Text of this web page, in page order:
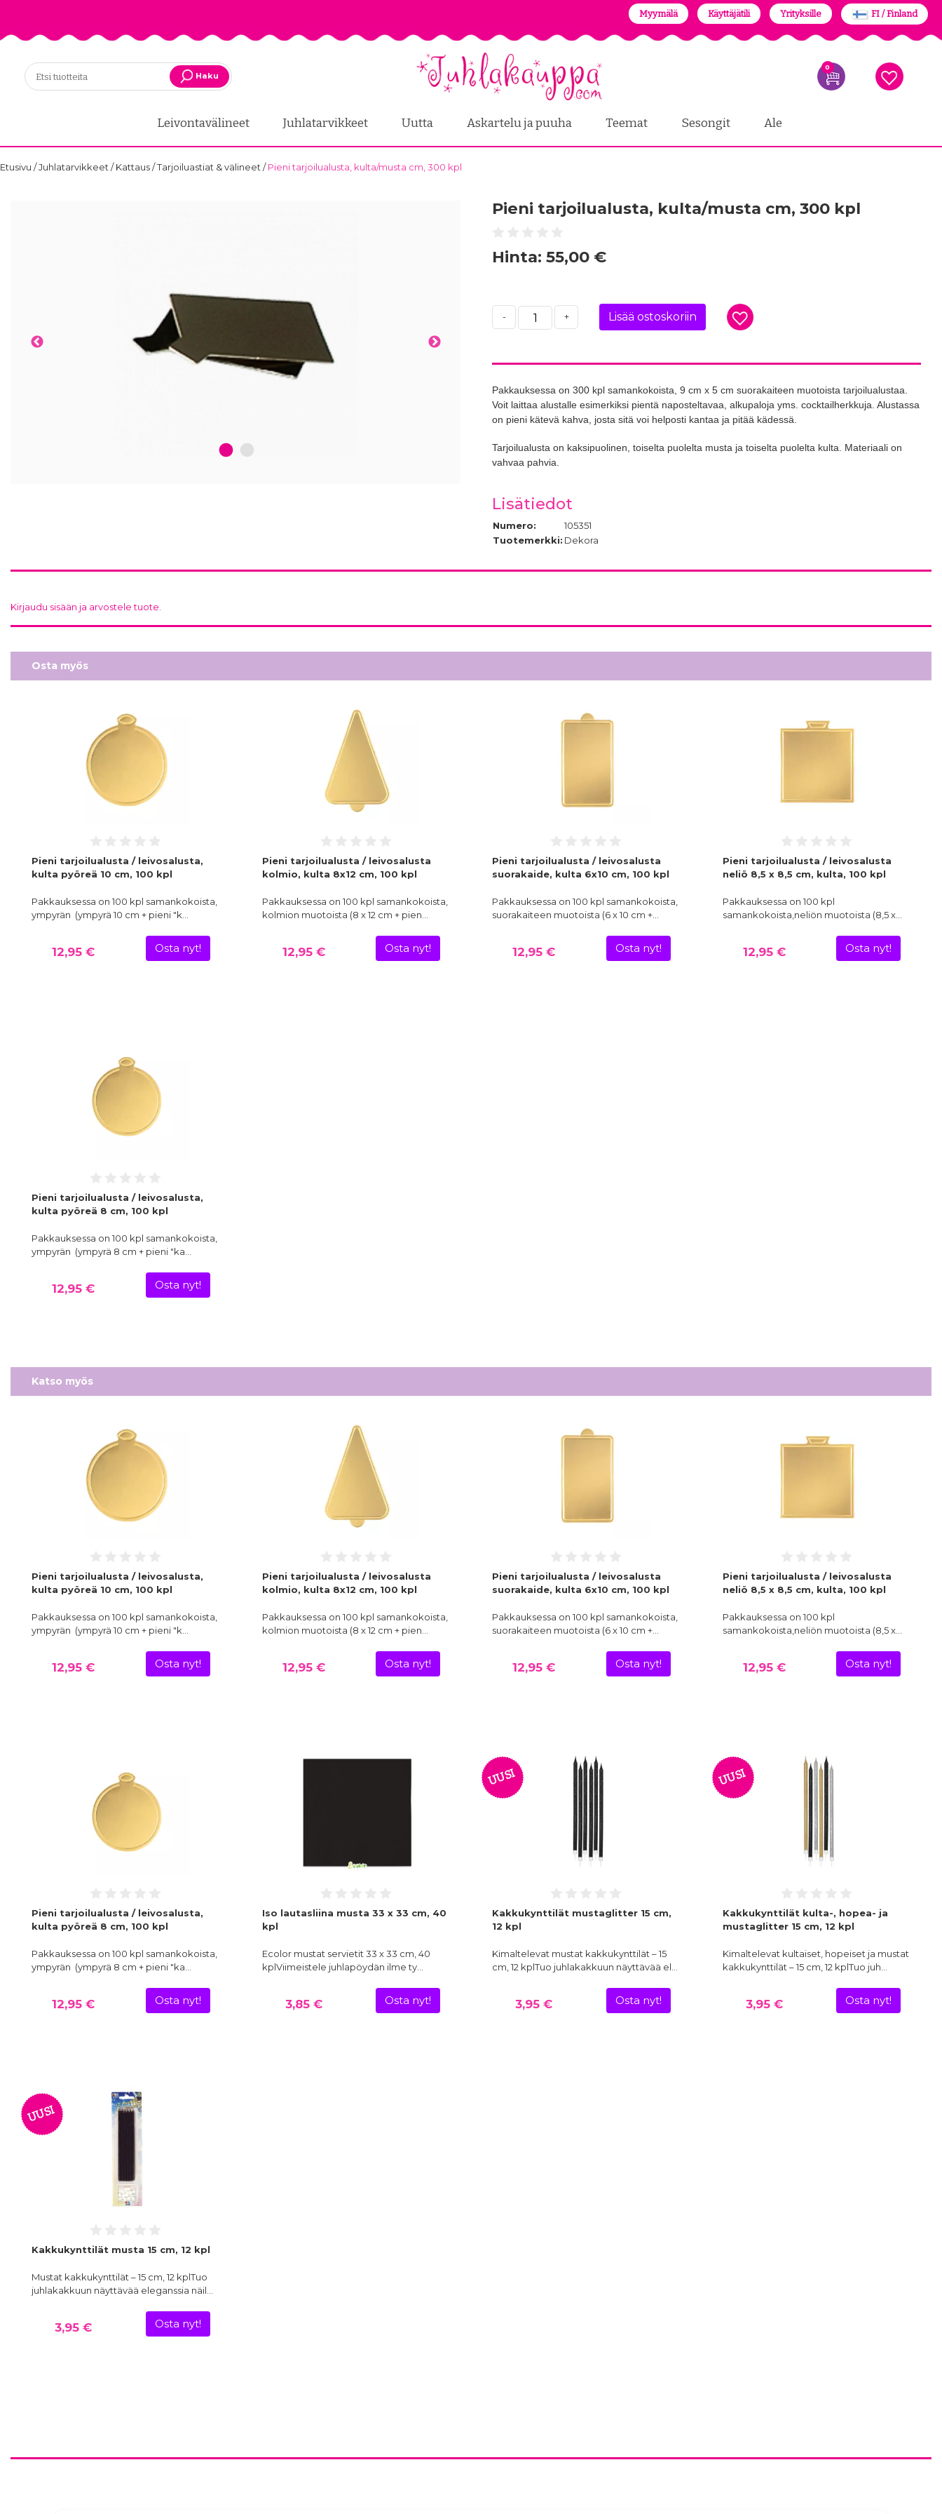
Myymälä Käyttäjätili Yrityksille FI / Finland
Haku
0
Leivontavälineet Juhlatarvikkeet Uutta Askartelu ja puuha Teemat Sesongit Ale
Etusivu /Juhlatarvikkeet /Kattaus/Tarjoiluastiat & välineet /Pieni tarjoilualusta, kulta/musta cm, 300 kpl
1 2
Pieni tarjoilualusta, kulta/musta cm, 300 kpl
Hinta: 55,00 €
- + Lisää ostoskoriin
Pakkauksessa on 300 kpl samankokoista, 9 cm x 5 cm suorakaiteen muotoista tarjoilualustaa.
Voit laittaa alustalle esimerkiksi pientä naposteltavaa, alkupaloja yms. cocktailherkkuja. Alustassa
on pieni kätevä kahva, josta sitä voi helposti kantaa ja pitää kädessä.
Tarjoilualusta on kaksipuolinen, toiselta puolelta musta ja toiselta puolelta kulta. Materiaali on
vahvaa pahvia.
Lisätiedot
Numero:
105351
Tuotemerkki: Dekora
Kirjaudu sisään ja arvostele tuote.
Osta myös
Pieni tarjoilualusta / leivosalusta,
kulta pyöreä 10 cm, 100 kpl
Pakkauksessa on 100 kpl samankokoista,
ympyrän (ympyrä 10 cm + pieni "k…
12,95 € Osta nyt!
Pieni tarjoilualusta / leivosalusta
kolmio, kulta 8x12 cm, 100 kpl
Pakkauksessa on 100 kpl samankokoista,
kolmion muotoista (8 x 12 cm + pien…
12,95 € Osta nyt!
Pieni tarjoilualusta / leivosalusta
suorakaide, kulta 6x10 cm, 100 kpl
Pakkauksessa on 100 kpl samankokoista,
suorakaiteen muotoista (6 x 10 cm +…
12,95 € Osta nyt!
Pieni tarjoilualusta / leivosalusta
neliö 8,5 x 8,5 cm, kulta, 100 kpl
Pakkauksessa on 100 kpl
samankokoista,neliön muotoista (8,5 x…
12,95 € Osta nyt!
Pieni tarjoilualusta / leivosalusta,
kulta pyöreä 8 cm, 100 kpl
Pakkauksessa on 100 kpl samankokoista,
ympyrän (ympyrä 8 cm + pieni "ka…
12,95 € Osta nyt!
Katso myös
Pieni tarjoilualusta / leivosalusta,
kulta pyöreä 10 cm, 100 kpl
Pakkauksessa on 100 kpl samankokoista,
ympyrän (ympyrä 10 cm + pieni "k…
12,95 € Osta nyt!
Pieni tarjoilualusta / leivosalusta
kolmio, kulta 8x12 cm, 100 kpl
Pakkauksessa on 100 kpl samankokoista,
kolmion muotoista (8 x 12 cm + pien…
12,95 € Osta nyt!
Pieni tarjoilualusta / leivosalusta
suorakaide, kulta 6x10 cm, 100 kpl
Pakkauksessa on 100 kpl samankokoista,
suorakaiteen muotoista (6 x 10 cm +…
12,95 € Osta nyt!
Pieni tarjoilualusta / leivosalusta
neliö 8,5 x 8,5 cm, kulta, 100 kpl
Pakkauksessa on 100 kpl
samankokoista,neliön muotoista (8,5 x…
12,95 € Osta nyt!
Pieni tarjoilualusta / leivosalusta,
kulta pyöreä 8 cm, 100 kpl
Pakkauksessa on 100 kpl samankokoista,
ympyrän (ympyrä 8 cm + pieni "ka…
12,95 € Osta nyt!
Iso lautasliina musta 33 x 33 cm, 40
kpl
Ecolor mustat servietit 33 x 33 cm, 40
kplViimeistele juhlapöydän ilme ty…
3,85 € Osta nyt!
UUSI
Kakkukynttilät mustaglitter 15 cm,
12 kpl
Kimaltelevat mustat kakkukynttilät – 15
cm, 12 kplTuo juhlakakkuun näyttävää el…
3,95 € Osta nyt!
UUSI
Kakkukynttilät kulta-, hopea- ja
mustaglitter 15 cm, 12 kpl
Kimaltelevat kultaiset, hopeiset ja mustat
kakkukynttilät – 15 cm, 12 kplTuo juh…
3,95 € Osta nyt!
UUSI
Kakkukynttilät musta 15 cm, 12 kpl
Mustat kakkukynttilät – 15 cm, 12 kplTuo
juhlakakkuun näyttävää eleganssia näil…
3,95 € Osta nyt!